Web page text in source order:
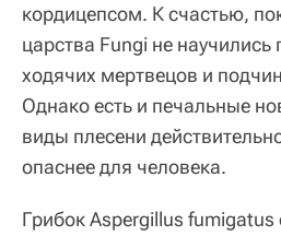
кордицепсом. К счастью,
царства Fungi не
ходячих мертвецов и
Однако есть и печальные
виды плесени
опаснее для человека.
Грибок Aspergillus